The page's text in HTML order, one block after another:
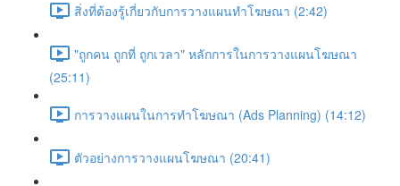
สิ่งที่ต้องรู้เกี่ยวกับการวางแผนทำโฆษณา (2:42)
"ถูกคน ถูกที่ ถูกเวลา" หลักการในการวางแผนโฆษณา
(25:11)
การวางแผนในการทำโฆษณา (Ads Planning) (14:12)
ตัวอย่างการวางแผนโฆษณา (20:41)